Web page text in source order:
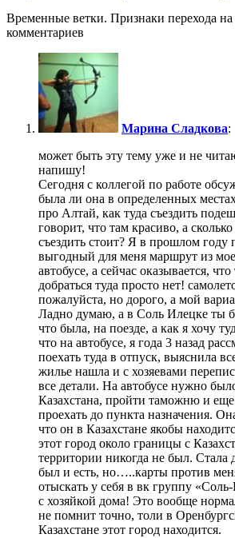
Временные ветки. Признаки перехода на
комментариев
Марина Сладкова:
может быть эту тему уже и не
напишу!
Сегодня с коллегой по работе
была ли она в определенных
про Алтай, как туда съездить
говорит, что там красиво, а
съездить стоит? Я в прошлом году
выгодный для меня маршрут из
автобусе, а сейчас оказывается,
добраться туда просто нет!
пожалуйста, но дорого, а мой
Ладно думаю, а в Соль Илецке ты
что была, на поезде, а как я хочу
что на автобусе, я года 3 назад
поехать туда в отпуск, выяснила
жилье нашла и с хозяевами
все детали. На автобусе нужно
Казахстана, пройти таможню и еще
проехать до пункта назначения.
что он в Казахстане якобы
этот город около границы с
территории никогда не был. Стала
был и есть, но…..карты против
отыскать у себя в вк группу
с хозяйкой дома! Это вообще
не помнит точно, толи в
Казахстане этот город находится.